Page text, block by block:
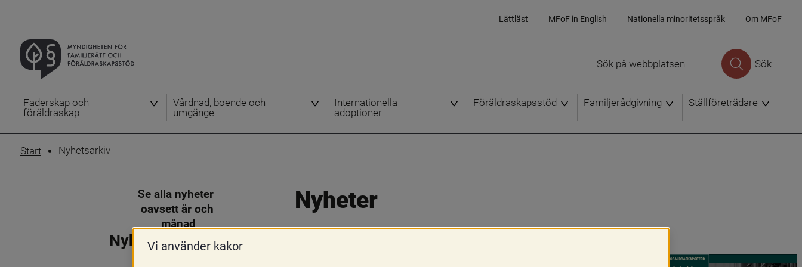
Lättläst MFoF in English Nationella minoritetsspråk Om MFoF
Sök
Faderskap och
föräldraskap
Vårdnad, boende och
umgänge
Internationella
adoptioner
Föräldraskapsstöd Familjerådgivning Ställföreträdare
Start Nyhetsarkiv
Se alla nyheter
oavsett år och
månad
Nyhetsarkiv
Nyheter
Här kan du läsa våra senaste nyheter.
Vi använder kakor